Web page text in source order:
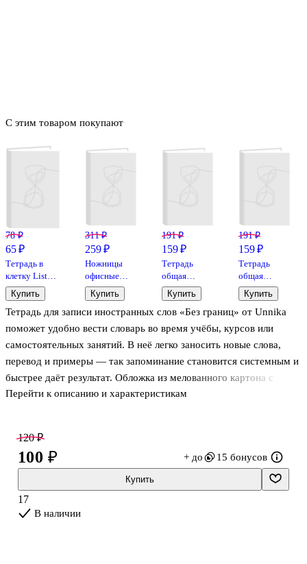
Тетрадь для записи иностранных слов «Без границ» от Unnika
поможет удобно вести словарь во время учёбы, курсов или
самостоятельных занятий. В неё легко заносить новые слова,
перевод и примеры — так запоминание становится системным и
быстрее даёт результат. Обложка из мелованного картона с
глянцевой ламинацией выглядит аккуратно и защищена от
Перейти к описанию и характеристикам
С этим товаром покупают
78 ₽
65 ₽
Тетрадь в
клетку Listoff
«Классическая
серия» в
ассортименте,
24 листа
Купить
311 ₽
259 ₽
Ножницы
офисные
GoodMark,
180 мм,
эргономичные
Купить
191 ₽
159 ₽
Тетрадь
общая
«Милашки»,
48 листов в
клетку, A5, в
ассортименте
Купить
191 ₽
159 ₽
Тетрадь
общая
«Сказочный
День», 48
листов в
клетку, A5, в
- Альт
Купить
120 ₽
100 ₽ + до 15 бонусов
Купить
17
В наличии